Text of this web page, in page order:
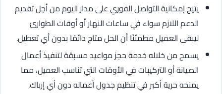
يتيح إمكانية التواصل الفوري على مدار اليوم من أجل تقديم
الدعم اللازم سواء في ساعات النهار أو أوقات الطوارئ
ليبقى العميل مطمئنًا أن الحل متاح دائمًا بدون أي تعطيل.
يسمح من خلاله خدمة حجز مواعيد مسبقة لتنفيذ أعمال
الصيانة أو التركيبات في الأوقات التي تناسب العميل، مما
يمنحه حرية أكبر في تنظيم جدول أعماله دون أي إرباك.